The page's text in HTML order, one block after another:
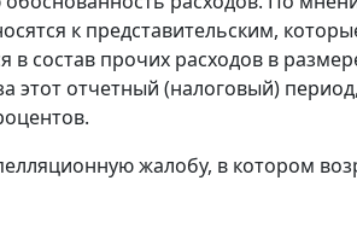
к представительским,
в состав прочих расходов в
этот отчетный (налоговый)
жалобу, в котором